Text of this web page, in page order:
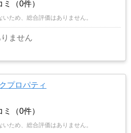
ミ（0件）
ため、総合評価はありません。
ません
プロパティ
ミ（0件）
ため、総合評価はありません。